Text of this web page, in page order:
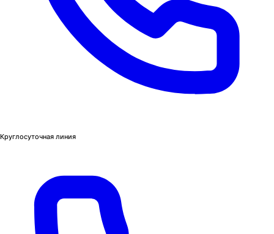
Круглосуточная линия